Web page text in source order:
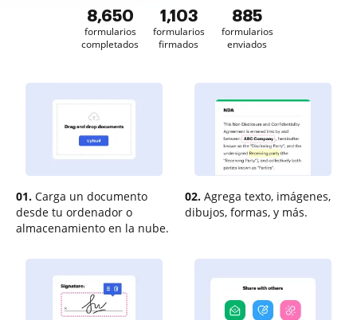
8,652
formularios
completados
1,103
formularios
firmados
885
formularios
enviados
01. Carga un documento
desde tu ordenador o
almacenamiento en la nube.
02. Agrega texto, imágenes,
dibujos, formas, y más.